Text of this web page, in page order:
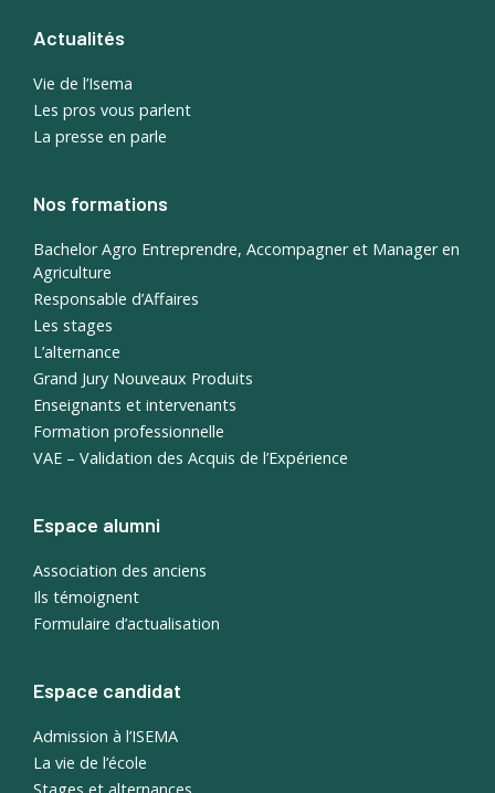
Actualités
Vie de l’Isema
Les pros vous parlent
La presse en parle
Nos formations
Bachelor Agro Entreprendre, Accompagner et Manager en
Agriculture
Responsable d’Affaires
Les stages
L’alternance
Grand Jury Nouveaux Produits
Enseignants et intervenants
Formation professionnelle
VAE – Validation des Acquis de l’Expérience
Espace alumni
Association des anciens
Ils témoignent
Formulaire d’actualisation
Espace candidat
Admission à l’ISEMA
La vie de l’école
Stages et alternances